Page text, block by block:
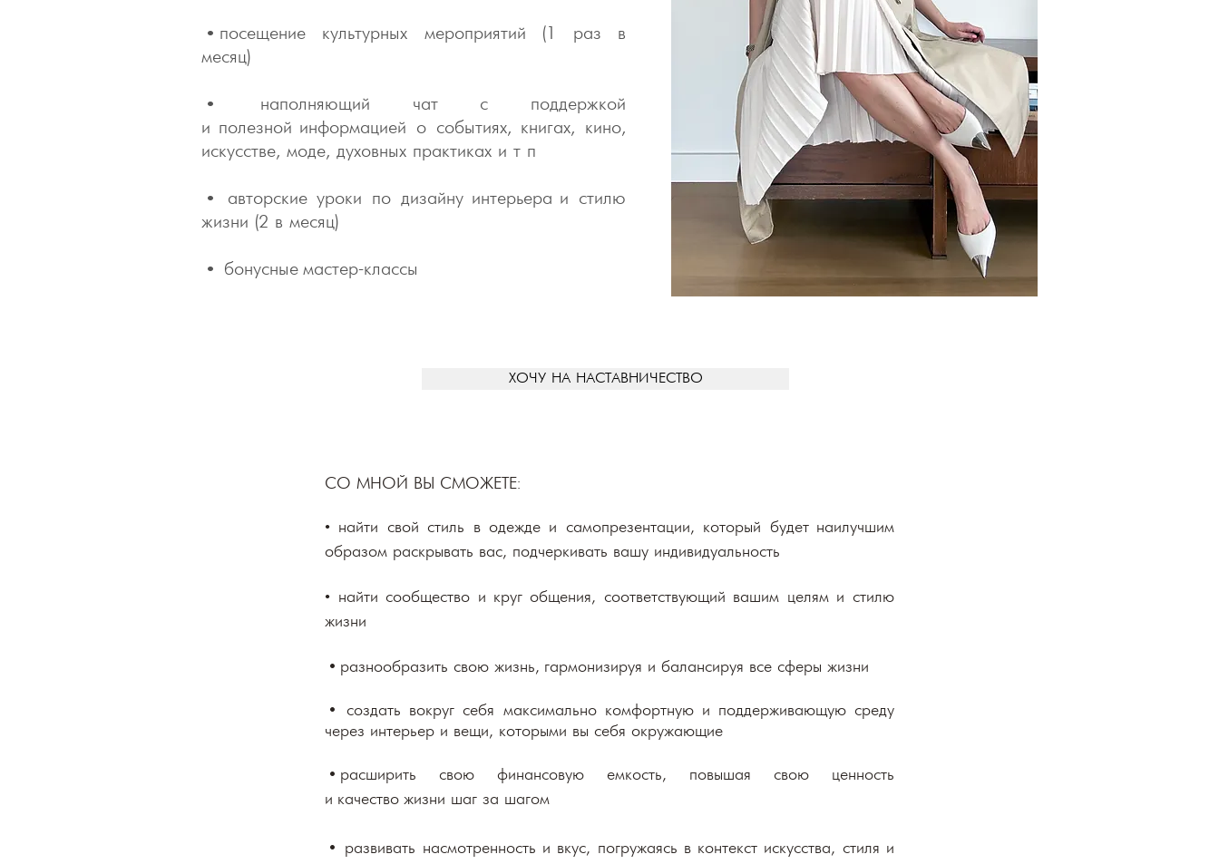
• посещение культурных мероприятий (1 раз в
месяц)
•
наполняющий чат с поддержкой
и полезной информацией о событиях, книгах, кино,
искусстве, моде, духовных практиках и т п
• авторские уроки по дизайну интерьера и стилю
жизни (2 в месяц)
• бонусные мастер-классы
ХОЧУ НА НАСТАВНИЧЕСТВО
СО МНОЙ ВЫ СМОЖЕТЕ:
• найти свой стиль в одежде и самопрезентации, который будет наилучшим
образом раскрывать вас, подчеркивать вашу индивидуальность
• найти сообщество и круг общения, соответствующий вашим целям и стилю
жизни
• разнообразить свою жизнь, гармонизируя и балансируя все сферы жизни
•создать вокруг себя максимально комфортную и поддерживающую среду
через интерьер и вещи, которыми вы себя окружающие
• расширить свою финансовую емкость, повышая свою ценность
и качество жизни шаг за шагом
• развивать насмотренность и вкус, погружаясь в контекст искусства, стиля и